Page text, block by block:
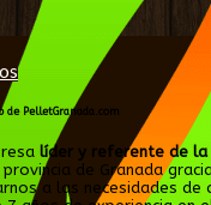
de PelletGranada.com
líder y referente de la
provincia de Granada
a las necesidades de